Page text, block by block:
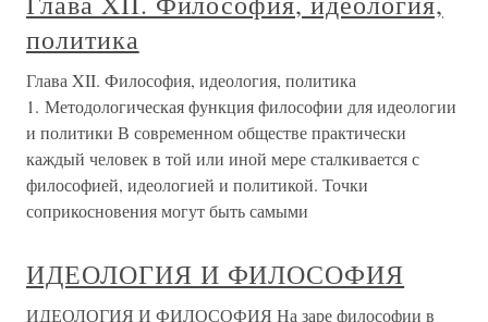
политика
Глава XII. Философия, идеология, политика
1. Методологическая функция философии для идеологии
и политики В современном обществе практически
каждый человек в той или иной мере сталкивается с
философией, идеологией и политикой. Точки
соприкосновения могут быть самыми
ИДЕОЛОГИЯ И ФИЛОСОФИЯ
ИДЕОЛОГИЯ И ФИЛОСОФИЯ На заре философии в